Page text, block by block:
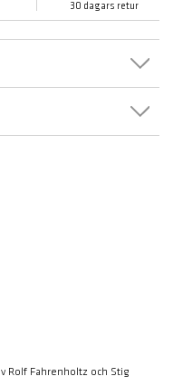
30 dagars retur
Rolf Fahrenholtz och Stig